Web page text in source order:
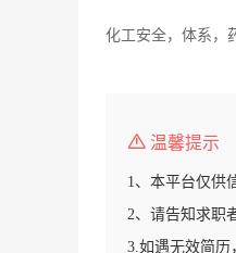
化工安全，体系，
温馨提示
1、本平台仅供
2、请告知求职
3.如遇无效简历